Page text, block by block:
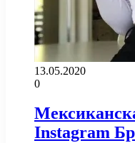
13.05.2020
0
Instagram